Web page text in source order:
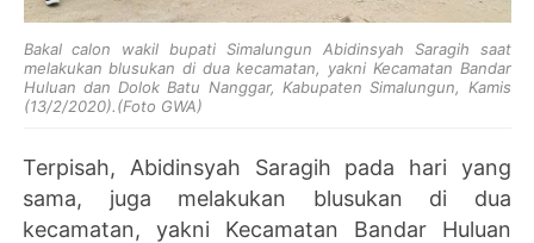
Bakal calon wakil bupati Simalungun Abidinsyah Saragih saat
melakukan blusukan di dua kecamatan, yakni Kecamatan Bandar
Huluan dan Dolok Batu Nanggar, Kabupaten Simalungun, Kamis
(13/2/2020).(Foto GWA)
Terpisah, Abidinsyah Saragih pada hari yang
sama, juga melakukan blusukan di dua
kecamatan, yakni Kecamatan Bandar Huluan